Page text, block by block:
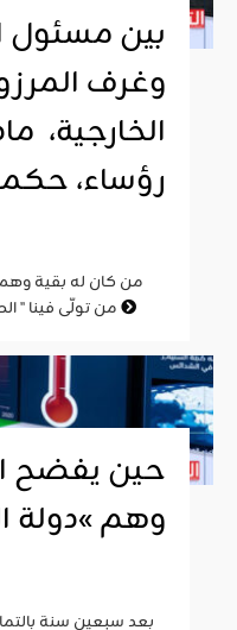
بين مسئول
وغرف
الخارجية،
رؤساء،
من تولّى فينا "
وهم »دولة